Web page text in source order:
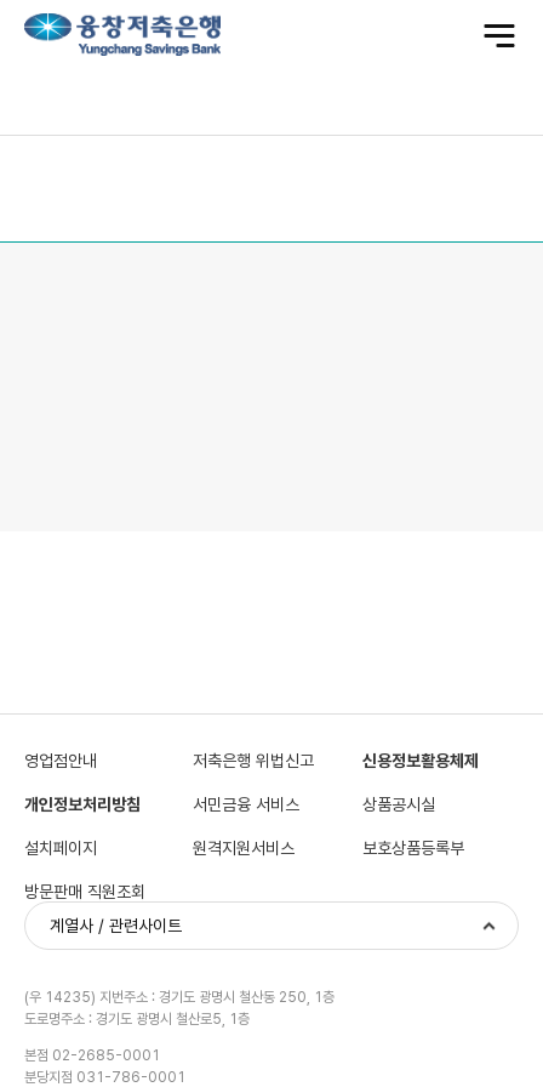
전
체
영업점안내 저축은행 위법신고 신용정보활용체제
개인정보처리방침 서민금융 서비스 상품공시실
설치페이지 원격지원서비스 보호상품등록부
방문판매 직원조회
계열사 / 관련사이트
(우 14235) 지번주소 : 경기도 광명시 철산동 250, 1층
도로명주소 : 경기도 광명시 철산로5, 1층
본점 02-2685-0001
분당지점 031-786-0001